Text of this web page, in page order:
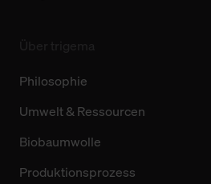
Philosophie
Umwelt & Ressourcen
Biobaumwolle
Produktionsprozess